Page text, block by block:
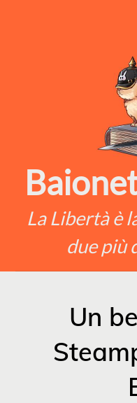
La Libertà è
due più
Un